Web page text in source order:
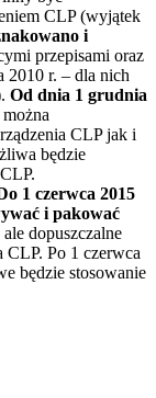
CLP (wyjątek
i
przepisami oraz
2010 r. – dla nich
Od dnia 1 grudnia
można
CLP jak i
będzie
1 czerwca 2015
i pakować
dopuszczalne
CLP. Po 1 czerwca
będzie stosowanie